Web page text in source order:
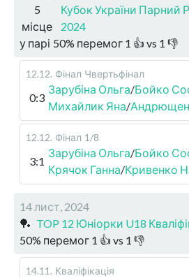
5
місце
Кубок України Парний
2024
у парі 50% перемог 1 👍 vs 1 👎
12.12. Фінал Чвертьфінал
0:3
Зарубіна Ольга/Бойко
Михайлик Яна/
12.12. Фінал 1/8
3:1
Зарубіна Ольга/Бойко
Крячок Ганна/Кривенко
14 лист, 2024
🏓 TOP 12 Юніорки U18
50% перемог 1 👍 vs 1 👎
14.11 . Кваліфікація